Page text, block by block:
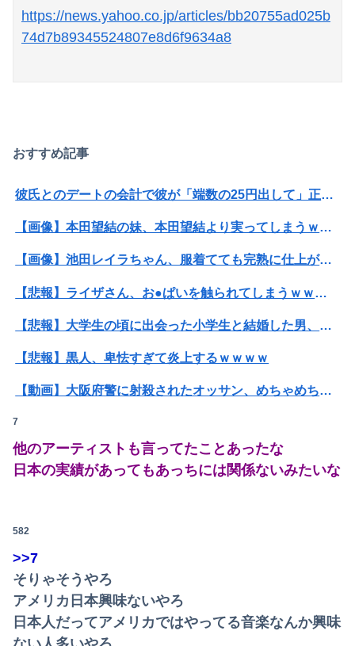
Powered by livedoor 相互RSS
https://news.yahoo.co.jp/articles/bb20755ad025b
74d7b89345524807e8d6f9634a8
おすすめ記事
彼氏とのデートの会計で彼が「端数の25円出して」正直に出したらこうなったwww
【画像】本田望結の妹、本田望結より実ってしまうｗｗｗｗｗ
【画像】池田レイラちゃん、服着てても完熟に仕上がるｗｗｗｗｗｗｗｗｗｗｗｗｗｗ
【悲報】ライザさん、お●ぱいを触られてしまうｗｗｗｗｗｗｗｗ
【悲報】大学生の頃に出会った小学生と結婚した男、めちゃくちゃ炎上してしまうwwwwwwwww
【悲報】黒人、卑怯すぎて炎上するｗｗｗｗ
【動画】大阪府警に射殺されたオッサン、めちゃめちゃ苦しそうに死ぬ
アラフィフ正社員の男性が若い20代の可愛い女の子以外には挨拶をしない
7
他のアーティストも言ってたことあったな
日本の実績があってもあっちには関係ないみたいな
582
>>7
そりゃそうやろ
アメリカ日本興味ないやろ
日本人だってアメリカではやってる音楽なんか興味